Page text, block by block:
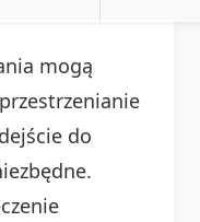
mogą
do